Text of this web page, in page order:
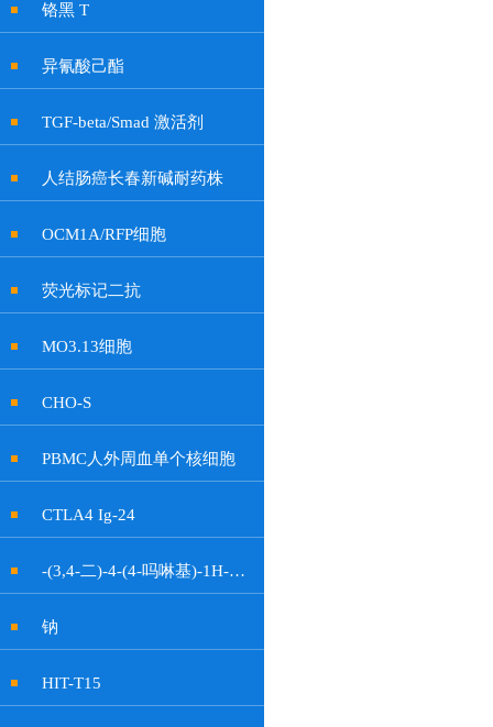
铬黑 T
异氰酸己酯
TGF-beta/Smad 激活剂
人结肠癌长春新碱耐药株
OCM1A/RFP细胞
荧光标记二抗
MO3.13细胞
CHO-S
PBMC人外周血单个核细胞
CTLA4 Ig-24
-(3,4-二)-4-(4-吗啉基)-1H-吡咯-2,5-二酮
钠
HIT-T15